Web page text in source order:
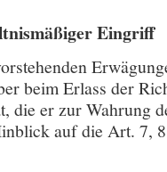
Eingriff
beim Erlass der
die er zur Wahrung
auf die Art. 7,